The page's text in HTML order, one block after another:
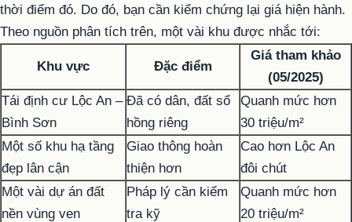
thời điểm đó. Do đó, bạn cần kiểm chứng lại giá hiện hành.
Theo nguồn phân tích trên, một vài khu được nhắc tới:
Khu vực Đặc điểm
Giá tham khảo
(05/2025)
Tái định cư Lộc An –
Bình Sơn
Đã có dân, đất sổ
hồng riêng
Quanh mức hơn
30 triệu/m²
Một số khu hạ tầng
đẹp lân cận
Giao thông hoàn
thiện hơn
Cao hơn Lộc An
đôi chút
Một vài dự án đất
nền vùng ven
Pháp lý cần kiểm
tra kỹ
Quanh mức hơn
20 triệu/m²